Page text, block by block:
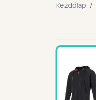
Kezdőlap